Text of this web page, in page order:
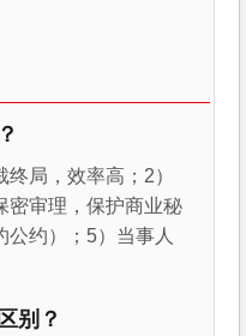
局，效率高；2）
密审理，保护商业秘
公约）；5）当事人
别？